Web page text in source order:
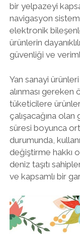
bir yelpazeyi
navigasyon
elektronik
ürünlerin
güvenliği ve
Yan sanayi
alınması
tüketicilere
çalışacağına olan
süresi boyunca
durumunda,
değiştirme hakkı
deniz taşıtı
ve kapsamlı bir